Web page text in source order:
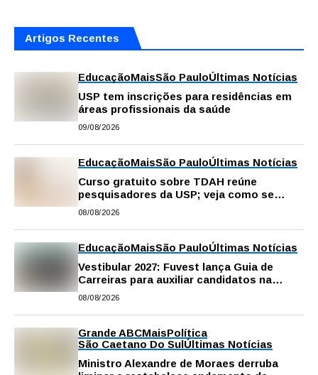
Artigos Recentes
EducaçãoMaisSão PauloÚltimas Notícias
USP tem inscrições para residências em
áreas profissionais da saúde
09/08/2026
EducaçãoMaisSão PauloÚltimas Notícias
Curso gratuito sobre TDAH reúne
pesquisadores da USP; veja como se
inscrever
08/08/2026
EducaçãoMaisSão PauloÚltimas Notícias
Vestibular 2027: Fuvest lança Guia de
Carreiras para auxiliar candidatos na
escolha da profissão
08/08/2026
Grande ABCMaisPolítica
São Caetano Do SulÚltimas Notícias
Ministro Alexandre de Moraes derruba